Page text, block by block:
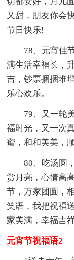
又甜，朋友你会
节日快乐!
78、元宵佳
满生活幸福长，
吉，钞票捆捆堆
乐心欢乐。
79、又一轮
福时光，又一次
蜜，和和美美，
80、吃汤圆
赏月亮，心情高
节，万家团圆，
笑语，我把祝福
家美满，幸福吉
元宵节祝福语2